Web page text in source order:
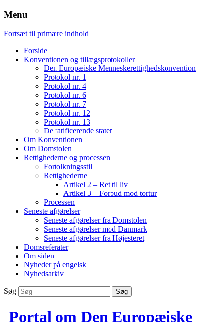
Menu
Fortsæt til primære indhold
Forside
Konventionen og tillægsprotokoller
Den Europæiske Menneskerettighedskonvention
Protokol nr. 1
Protokol nr. 4
Protokol nr. 6
Protokol nr. 7
Protokol nr. 12
Protokol nr. 13
De ratificerende stater
Om Konventionen
Om Domstolen
Rettighederne og processen
Fortolkningsstil
Rettighederne
Artikel 2 – Ret til liv
Artikel 3 – Forbud mod tortur
Processen
Seneste afgørelser
Seneste afgørelser fra Domstolen
Seneste afgørelser mod Danmark
Seneste afgørelser fra Højesteret
Domsreferater
Om siden
Nyheder på engelsk
Nyhedsarkiv
Søg
Portal om Den Europæiske